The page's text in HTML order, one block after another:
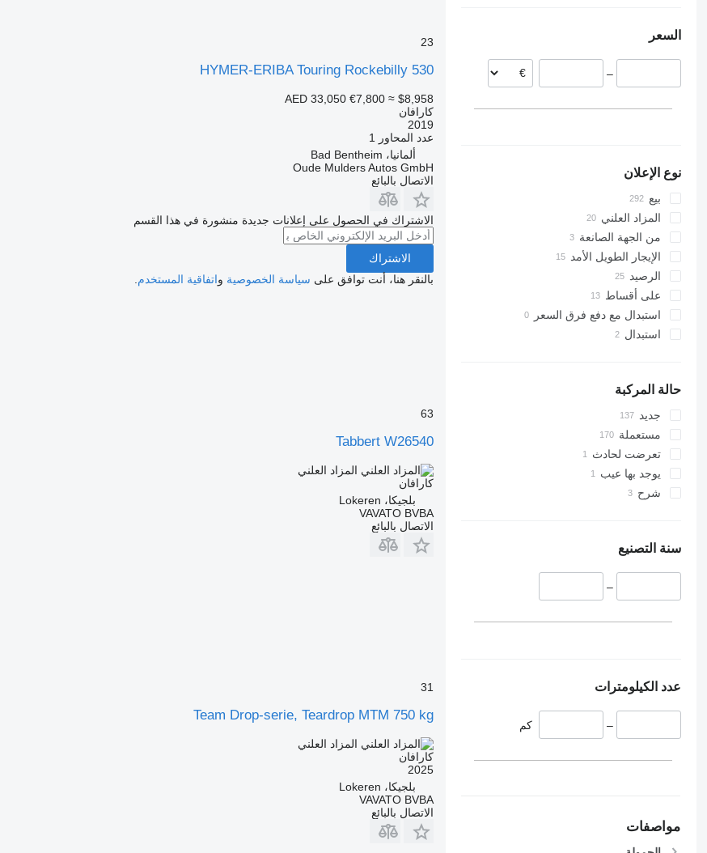
السويد
هولندا
السعر
–
نوع الإعلان
بيع
المزاد العلني
من الجهة الصانعة
الإيجار الطويل الأمد
الرصيد
على أقساط
استبدال مع دفع فرق السعر
استبدال
حالة المركبة
جديد
مستعملة
تعرضت لحادث
يوجد بها عيب
شرح
سنة التصنيع
–
عدد الكيلومترات
– كم
مواصفات
23
HYMER-ERIBA Touring Rockebilly 530
AED 33,050 €7,800 ≈ $8,958
كارافان
2019
عدد المحاور
1
ألمانيا، Bad Bentheim
Oude Mulders Autos GmbH
الاتصال بالبائع
الاشتراك في الحصول على إعلانات جديدة منشورة في هذا القسم
الاشتراك
بالنقر هنا، أنت توافق على سياسة الخصوصية واتفاقية المستخدم
63
Tabbert W26540
المزاد العلني
كارافان
بلجيكا، Lokeren
VAVATO BVBA
الاتصال بالبائع
31
Team Drop-serie, Teardrop MTM 750 kg
المزاد العلني
كارافان
2025
بلجيكا، Lokeren
VAVATO BVBA
الاتصال بالبائع